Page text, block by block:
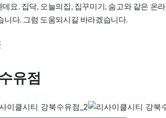
요. 집닥, 오늘의집, 집꾸미기, 숨고와 같은 온
다. 그럼 도움되시길 바라겠습니다.
유점